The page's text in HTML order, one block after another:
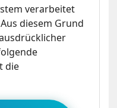
verarbeitet
diesem Grund
die